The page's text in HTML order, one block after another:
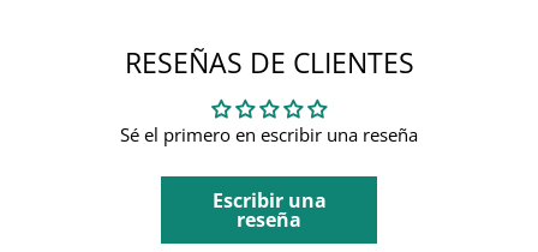
RESEÑAS DE CLIENTES
Sé el primero en escribir una reseña
Escribir una
reseña